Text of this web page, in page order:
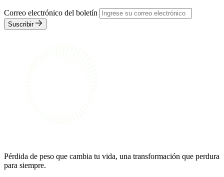
Correo electrónico del boletín
Suscribir
Pérdida de peso que cambia tu vida, una transformación que perdura
para siempre.